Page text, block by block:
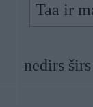
Taa ir
nedirs